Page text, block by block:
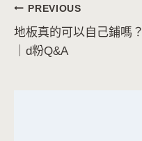
文
章
PREVIOUS
地板真的可以自己鋪嗎？
｜d粉Q&A